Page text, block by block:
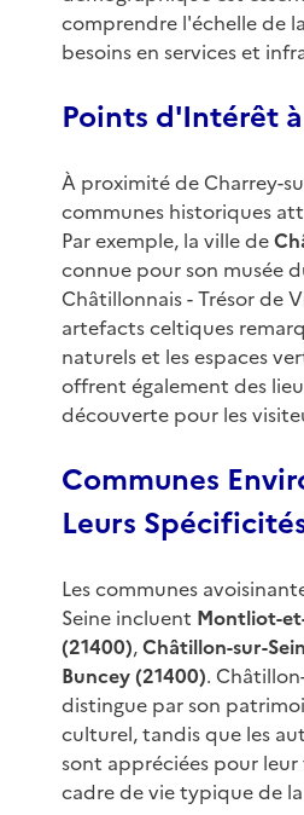
comprendre l'échelle de
besoins en services et
Points d'Intérêt
À proximité de Charrey-
communes historiques
Par exemple, la ville de
connue pour son musée
Châtillonnais - Trésor de
artefacts celtiques
naturels et les espaces
offrent également des
découverte pour les
Communes
Leurs
Les communes
Seine incluent Montliot-
(21400),Châtillon-sur-
Buncey (21400).
distingue par son
culturel, tandis que les
sont appréciées pour
cadre de vie typique de